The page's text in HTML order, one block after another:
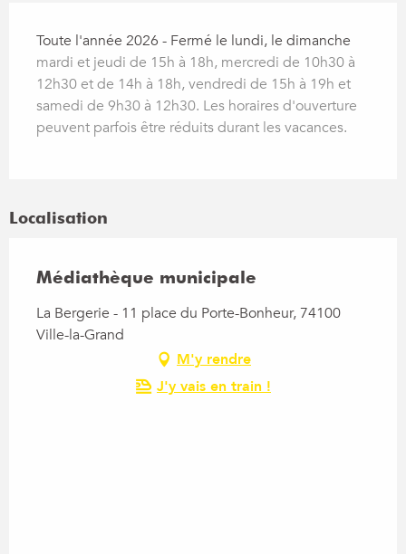
Toute l'année 2026 - Fermé le lundi, le dimanche
mardi et jeudi de 15h à 18h, mercredi de 10h30 à
12h30 et de 14h à 18h, vendredi de 15h à 19h et
samedi de 9h30 à 12h30. Les horaires d'ouverture
peuvent parfois être réduits durant les vacances.
Localisation
Médiathèque municipale
La Bergerie - 11 place du Porte-Bonheur, 74100
Ville-la-Grand
M'y rendre
J'y vais en train !